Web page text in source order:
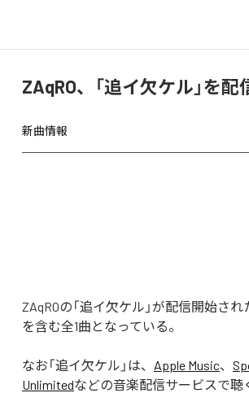
ZAqRO、「追イ欠ケル」を配
新曲情報
ZAqROの「追イ欠ケル」が配信開始さ
を含む全1曲となっている。
なお「追イ欠ケル 」は、 Apple Music、
Unlimitedなどの音楽配信サービスで聴